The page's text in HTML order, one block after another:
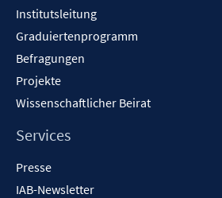
Institutsleitung
Graduiertenprogramm
Befragungen
Projekte
Wissenschaftlicher Beirat
Services
Presse
IAB-Newsletter